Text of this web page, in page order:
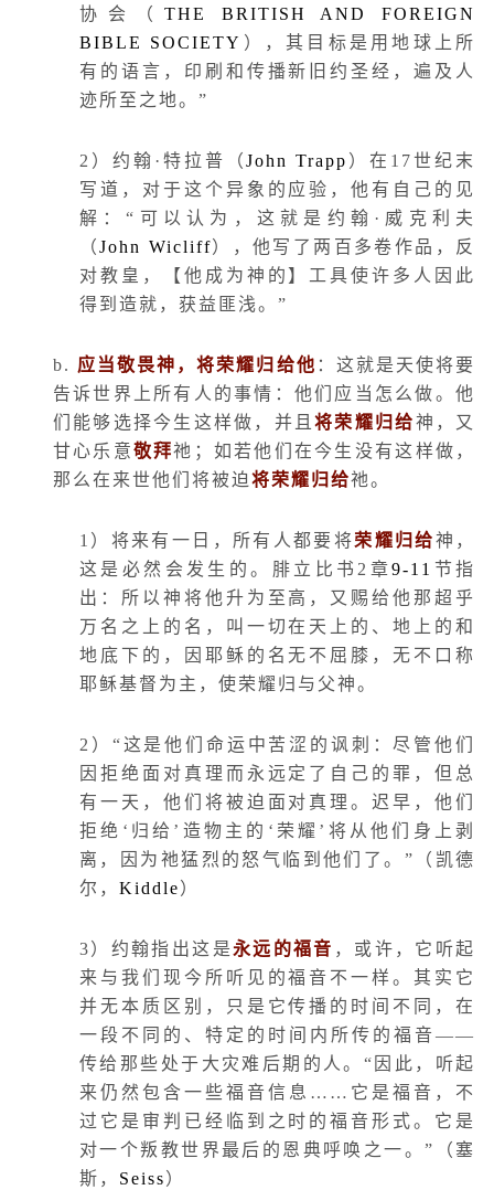
协会（ THE BRITISH AND FOREIGN
BIBLE SOCIETY ），其目标是用地球上所
有的语言，印刷和传播新旧约圣经，遍及人
迹所至之地。”
2 ）约翰·特拉普（John Trapp ）在 17世纪末
写道，对于这个异象的应验，他有自己的见
解：“可以认为，这就是约翰·威克利夫
（John Wicliff），他写了两百多卷作品，反
对教皇，【他成为神的】工具使许多人因此
得到造就，获益匪浅。”
b. 应当敬畏神，将荣耀归给他 ：这就是天使将要
告诉世界上所有人的事情：他们应当怎么做。他
们能够选择今生这样做，并且将荣耀归给神，又
甘心乐意敬拜祂；如若他们在今生没有这样做，
那么在来世他们将被迫 将荣耀归给祂。
1 ）将来有一日，所有人都要将荣耀归给神，
这是必然会发生的。腓立比书 2 章9-11 节指
出：所以神将他升为至高，又赐给他那超乎
万名之上的名，叫一切在天上的、地上的和
地底下的，因耶稣的名无不屈膝，无不口称
耶稣基督为主，使荣耀归与父神。
2 ）“这是他们命运中苦涩的讽刺：尽管他们
因拒绝面对真理而永远定了自己的罪，但总
有一天，他们将被迫面对真理。迟早，他们
拒绝‘归给’造物主的‘荣耀’将从他们身上剥
离，因为祂猛烈的怒气临到他们了。”（凯德
尔， Kiddle）
3）约翰指出这是永远的福音 ，或许，它听起
来与我们现今所听见的福音不一样。其实它
并无本质区别，只是它传播的时间不同，在
一段不同的、特定的时间内所传的福音——
传给那些处于大灾难后期的人。“因此，听起
来仍然包含一些福音信息……它是福音，不
过它是审判已经临到之时的福音形式。它是
对一个叛教世界最后的恩典呼唤之一。”（塞
斯， Seiss）